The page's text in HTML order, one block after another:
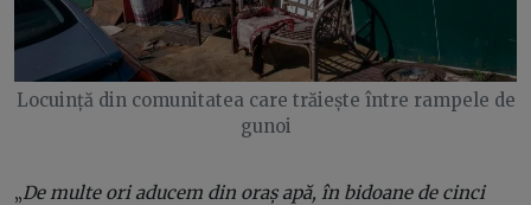
Locuință din comunitatea care trăiește între rampele de
gunoi
„De multe ori aducem din oraș apă, în bidoane de cinci